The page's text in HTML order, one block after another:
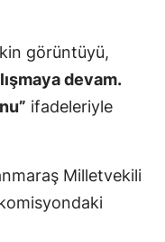
görüntüyü,
devam.
ifadeleriyle
Milletvekili